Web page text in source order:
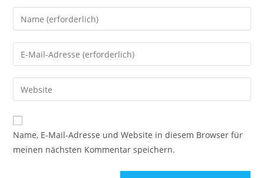
Gib
deinen
Namen
oder
zum
Kommentieren
ein
Gib
deine
E-
Mail-
zum
Kommentieren
ein
Gib
deine
Website-
URL
Name, E-Mail-Adresse und Website in diesem Browser für
meinen nächsten Kommentar speichern.